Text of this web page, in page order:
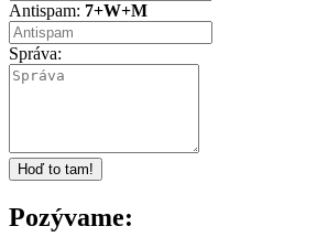
Antispam: 7+W+M
Správa:
Pozývame: